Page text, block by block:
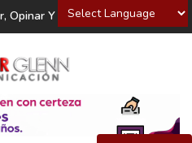
Powered by
Opinar Y Decidir